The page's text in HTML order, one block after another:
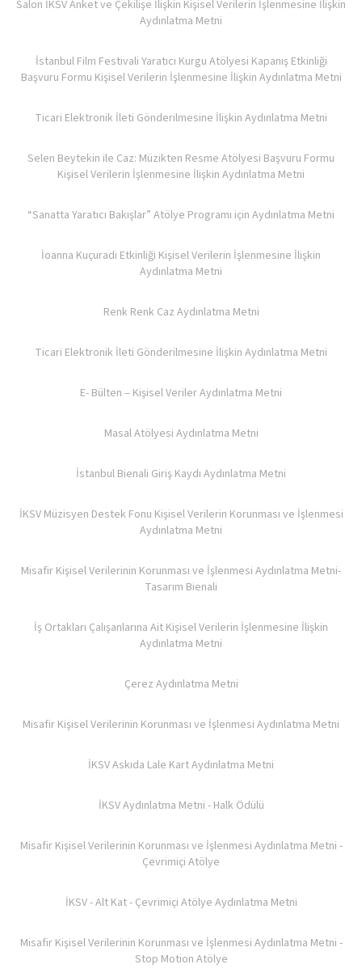
Salon İKSV Anket ve Çekilişe İlişkin Kişisel Verilerin İşlenmesine İlişkin
Aydınlatma Metni
İstanbul Film Festivali Yaratıcı Kurgu Atölyesi Kapanış Etkinliği
Başvuru Formu Kişisel Verilerin İşlenmesine İlişkin Aydınlatma Metni
Ticari Elektronik İleti Gönderilmesine İlişkin Aydınlatma Metni
Selen Beytekin ile Caz: Müzikten Resme Atölyesi Başvuru Formu
Kişisel Verilerin İşlenmesine İlişkin Aydınlatma Metni
“Sanatta Yaratıcı Bakışlar” Atölye Programı için Aydınlatma Metni
İoanna Kuçuradi Etkinliği Kişisel Verilerin İşlenmesine İlişkin
Aydınlatma Metni
Renk Renk Caz Aydınlatma Metni
Ticari Elektronik İleti Gönderilmesine İlişkin Aydınlatma Metni
E- Bülten – Kişisel Veriler Aydınlatma Metni
Masal Atölyesi Aydınlatma Metni
İstanbul Bienali Giriş Kaydı Aydınlatma Metni
İKSV Müzisyen Destek Fonu Kişisel Verilerin Korunması ve İşlenmesi
Aydınlatma Metni
Misafir Kişisel Verilerinin Korunması ve İşlenmesi Aydınlatma Metni-
Tasarım Bienali
İş Ortakları Çalışanlarına Ait Kişisel Verilerin İşlenmesine İlişkin
Aydınlatma Metni
Çerez Aydınlatma Metni
Misafir Kişisel Verilerinin Korunması ve İşlenmesi Aydınlatma Metni
İKSV Askıda Lale Kart Aydınlatma Metni
İKSV Aydınlatma Metni - Halk Ödülü
Misafir Kişisel Verilerinin Korunması ve İşlenmesi Aydınlatma Metni -
Çevrimiçi Atölye
İKSV - Alt Kat - Çevrimiçi Atölye Aydınlatma Metni
Misafir Kişisel Verilerinin Korunması ve İşlenmesi Aydınlatma Metni -
Stop Motion Atölye